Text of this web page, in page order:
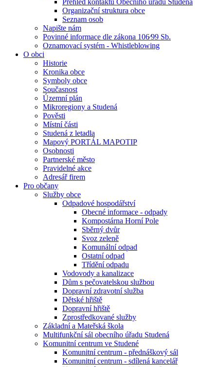
Přehled kontaktů Obecního úřadu Studená
Organizační struktura obce
Seznam osob
Napište nám
Povinné informace dle zákona 106⁄99 Sb.
Oznamovací systém - Whistleblowing
O obci
Historie
Kronika obce
Symboly obce
Současnost
Územní plán
Mikroregiony a Studená
Pověsti
Místní části
Studená z letadla
Mapový PORTÁL MAPOTIP
Osobnosti
Partnerské město
Pravidelné akce
Adresář firem
Pro občany
Služby obce
Odpadové hospodářství
Obecné informace - odpady
Kompostárna Horní Pole
Sběrný dvůr
Svoz zeleně
Komunální odpad
Ostatní odpad
Třídění odpadu
Vodovody a kanalizace
Dům s pečovatelskou službou
Dopravní zdravotní služba
Dětské hřiště
Dopravní hřiště
Zprostředkované služby
Základní a Mateřská škola
Multifunkční sál obecního úřadu Studená
Komunitní centrum ve Studené
Komunitní centrum - přednáškový sál
Komunitní centrum - sdílená kancelář